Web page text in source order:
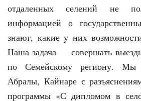
отдаленных селений не
информацией о
знают, какие у них
Наша задача — совершать
по Семейскому региону.
Абралы, Кайнаре с
программы «С дипломом в